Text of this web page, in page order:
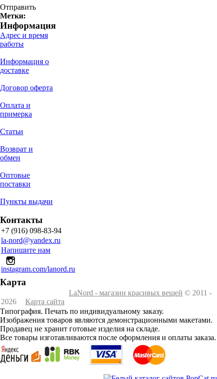
Отправить
Метки:
Информация
Адрес и время
работы
Информация о
доставке
Договор оферта
Оплата и
примерка
Статьи
Возврат и
обмен
Оптовые
поставки
Пункты выдачи
Контакты
+7 (916) 098-83-94
la-nord@yandex.ru
Напишите нам
instagram.com/lanord.ru
Карта
LaNord - магазин красивых вещей © 2011 -
2026
Карта сайта
Типография. Печать по индивидуальному заказу.
Изображения товаров являются демонстрационными макетами.
Продавец не хранит готовые изделия на складе.
Все товары изготавливаются после оформления и оплаты заказа.